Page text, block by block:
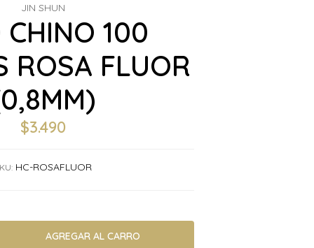
JIN SHUN
CHINO 100
ROSA FLUOR
$3.490
HC-ROSAFLUOR